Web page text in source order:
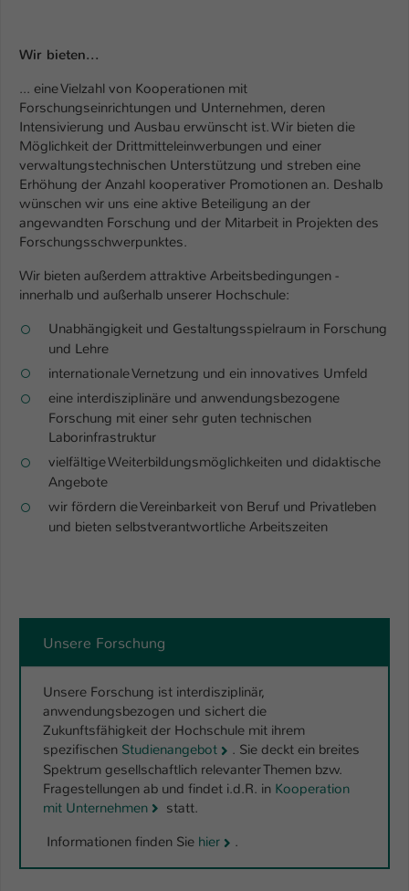
Wir bieten...
... eine Vielzahl von Kooperationen mit
Forschungseinrichtungen und Unternehmen, deren
Intensivierung und Ausbau erwünscht ist. Wir bieten die
Möglichkeit der Drittmitteleinwerbungen und einer
verwaltungstechnischen Unterstützung und streben eine
Erhöhung der Anzahl kooperativer Promotionen an. Deshalb
wünschen wir uns eine aktive Beteiligung an der
angewandten Forschung und der Mitarbeit in Projekten des
Forschungsschwerpunktes.
Wir bieten außerdem attraktive Arbeitsbedingungen -
innerhalb und außerhalb unserer Hochschule:
Unabhängigkeit und Gestaltungsspielraum in Forschung
und Lehre
internationale Vernetzung und ein innovatives Umfeld
eine interdisziplinäre und anwendungsbezogene
Forschung mit einer sehr guten technischen
Laborinfrastruktur
vielfältige Weiterbildungsmöglichkeiten und didaktische
Angebote
wir fördern die Vereinbarkeit von Beruf und Privatleben
und bieten selbstverantwortliche Arbeitszeiten
Unsere Forschung
Unsere Forschung ist interdisziplinär,
anwendungsbezogen und sichert die
Zukunftsfähigkeit der Hochschule mit ihrem
spezifischen Studienangebot
. Sie deckt ein breites
Spektrum gesellschaftlich relevanter Themen bzw.
Fragestellungen ab und findet i.d.R. in Kooperation
mit Unternehmen
statt.
Informationen finden Sie hier .